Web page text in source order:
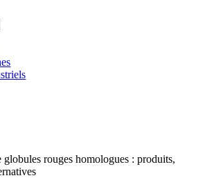
globules rouges homologues : produits,